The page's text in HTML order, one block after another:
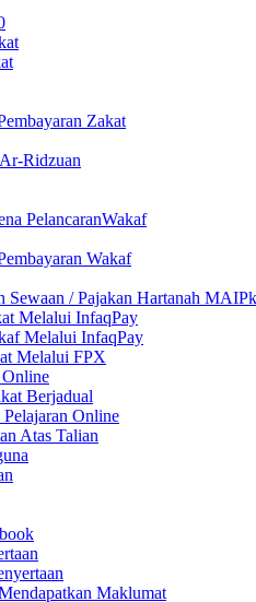
Zakat
Ridzuan
PelancaranWakaf
Wakaf
Sewaan / Pajakan Hartanah MAIPk
Melalui InfaqPay
Melalui InfaqPay
Melalui FPX
Online
Berjadual
Online
Atas Talian
Maklumat